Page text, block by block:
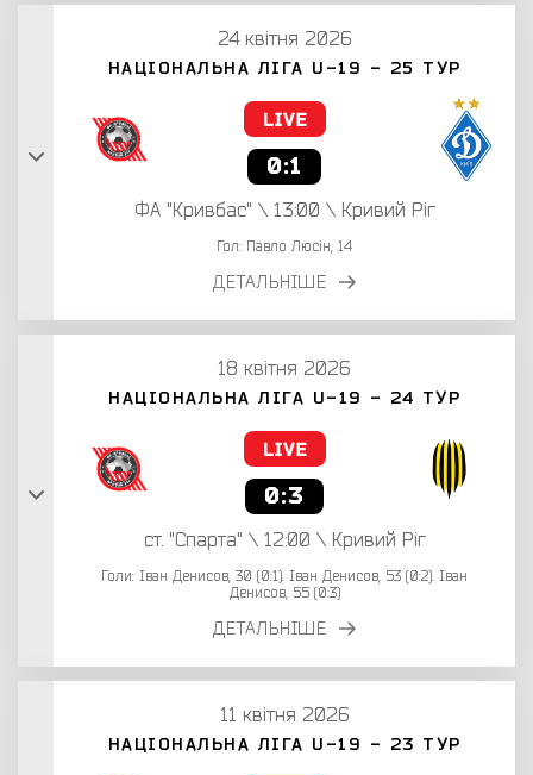
24 квітня 2026
НАЦІОНАЛЬНА ЛІГА U-19 - 25 ТУР
0:1
ФА "Кривбас" \ 13:00 \ Кривий Ріг
Гол: Павло Люсін, 14
ДЕТАЛЬНІШЕ
18 квітня 2026
НАЦІОНАЛЬНА ЛІГА U-19 - 24 ТУР
0:3
ст. "Спарта" \ 12:00 \ Кривий Ріг
Голи: Іван Денисов, 30 (0:1). Іван Денисов, 53 (0:2). Іван
Денисов, 55 (0:3)
ДЕТАЛЬНІШЕ
11 квітня 2026
НАЦІОНАЛЬНА ЛІГА U-19 - 23 ТУР